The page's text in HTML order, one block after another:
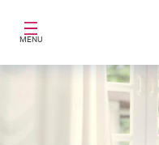
MENU